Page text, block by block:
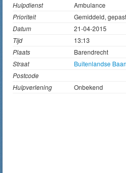
Hulpdienst
Ambulance
Prioriteit
Gemiddeld,
Datum
21-04-2015
Tijd
13:13
Plaats
Barendrecht
Straat
Buitenlandse Baan
Postcode
Hulpverlening
Onbekend